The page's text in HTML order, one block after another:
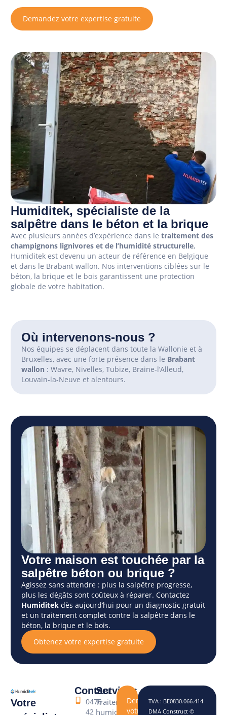
Demandez votre expertise gratuite
Humiditek, spécialiste de la
salpêtre dans le béton et la brique
Avec plusieurs années d’expérience dans le traitement des
champignons lignivores et de l’humidité structurelle,
Humiditek est devenu un acteur de référence en Belgique
et dans le Brabant wallon. Nos interventions ciblées sur le
béton, la brique et le bois garantissent une protection
globale de votre habitation.
Où intervenons-nous ?
Nos équipes se déplacent dans toute la Wallonie et à
Bruxelles, avec une forte présence dans le Brabant
wallon : Wavre, Nivelles, Tubize, Braine-l’Alleud,
Louvain-la-Neuve et alentours.
Votre maison est touchée par la
salpêtre béton ou brique ?
Agissez sans attendre : plus la salpêtre progresse,
plus les dégâts sont coûteux à réparer. Contactez
Humiditek dès aujourd’hui pour un diagnostic gratuit
et un traitement complet contre la salpêtre dans le
béton, la brique et le bois.
Obtenez votre expertise gratuite
Votre
Contact
0476
42
Services
Traitement
humidité
Demandez
votre
TVA : BE0830.066.414
DMA Construct ©